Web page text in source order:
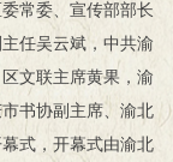
常委、宣传部部长
任吴云斌，中共渝
文联主席黄果，渝
书协副主席、渝北
式，开幕式由渝北